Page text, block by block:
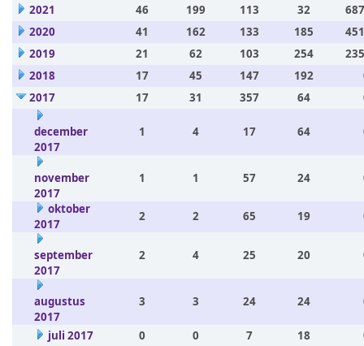
2021
46 199 113 32
2020
41 162 133 185
2019
21 62 103 254
2018
17 45 147 192
2017
17 31 357 64
december
2017
1 4 17 64
november
2017
1 1 57 24
oktober
2017
2 2 65 19
september
2017
2 4 25 20
augustus
2017
3 3 24 24
juli 2017 0 0 7 18